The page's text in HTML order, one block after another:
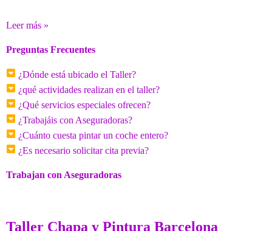
Leer más »
Preguntas Frecuentes
¿Dónde está ubicado el Taller?
¿qué actividades realizan en el taller?
¿Qué servicios especiales ofrecen?
¿Trabajáis con Aseguradoras?
¿Cuánto cuesta pintar un coche entero?
¿Es necesario solicitar cita previa?
Trabajan con Aseguradoras
Taller Chapa y Pintura Barcelona